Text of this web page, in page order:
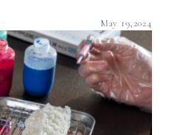
May 19,2024